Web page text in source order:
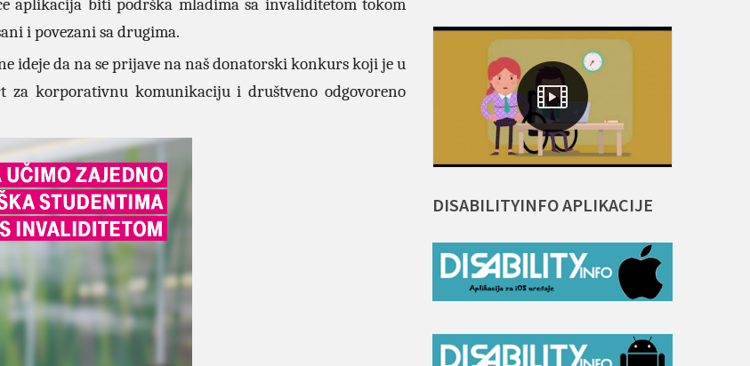
aplikacija biti podrška mladima sa invaliditetom tokom
i povezani sa drugima.
ideje da na se prijave na naš donatorski konkurs koji je u
za korporativnu komunikaciju i društveno odgovoreno
DISABILITYINFOAPLIKACIJE